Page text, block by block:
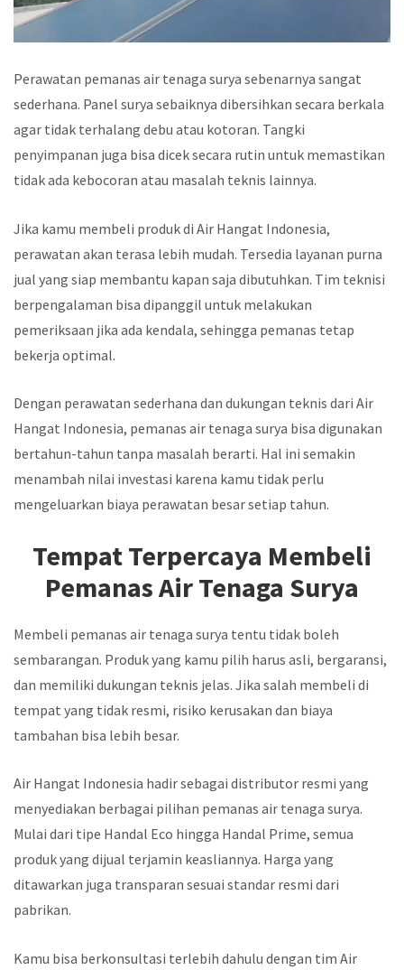
Perawatan pemanas air tenaga surya sebenarnya sangat
sederhana. Panel surya sebaiknya dibersihkan secara berkala
agar tidak terhalang debu atau kotoran. Tangki
penyimpanan juga bisa dicek secara rutin untuk memastikan
tidak ada kebocoran atau masalah teknis lainnya.
Jika kamu membeli produk di Air Hangat Indonesia,
perawatan akan terasa lebih mudah. Tersedia layanan purna
jual yang siap membantu kapan saja dibutuhkan. Tim teknisi
berpengalaman bisa dipanggil untuk melakukan
pemeriksaan jika ada kendala, sehingga pemanas tetap
bekerja optimal.
Dengan perawatan sederhana dan dukungan teknis dari Air
Hangat Indonesia, pemanas air tenaga surya bisa digunakan
bertahun-tahun tanpa masalah berarti. Hal ini semakin
menambah nilai investasi karena kamu tidak perlu
mengeluarkan biaya perawatan besar setiap tahun.
Tempat Terpercaya Membeli
Pemanas Air Tenaga Surya
Membeli pemanas air tenaga surya tentu tidak boleh
sembarangan. Produk yang kamu pilih harus asli, bergaransi,
dan memiliki dukungan teknis jelas. Jika salah membeli di
tempat yang tidak resmi, risiko kerusakan dan biaya
tambahan bisa lebih besar.
Air Hangat Indonesia hadir sebagai distributor resmi yang
menyediakan berbagai pilihan pemanas air tenaga surya.
Mulai dari tipe Handal Eco hingga Handal Prime, semua
produk yang dijual terjamin keasliannya. Harga yang
ditawarkan juga transparan sesuai standar resmi dari
pabrikan.
Kamu bisa berkonsultasi terlebih dahulu dengan tim Air